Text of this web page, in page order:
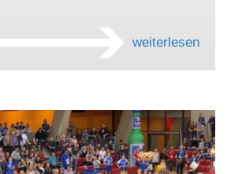
weiterlesen